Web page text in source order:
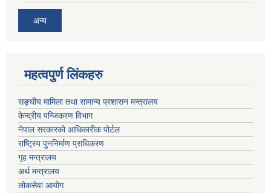
अन्य
महत्वपुर्ण लिंकहरु
सङ्घीय मामिला तथा सामान्य प्रशासन मन्त्रालय
केन्द्रीय पन्जिकरण विभाग
नेपाल सरकारको आधिकारीक पोर्टल
राष्ट्रिय पुननिर्माण प्राधिकरण
गृह मन्त्रालय
अर्थ मन्त्रालय
लोकसेवा आयोग